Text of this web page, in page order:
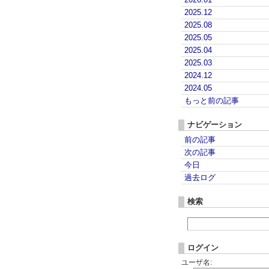
2025.12
2025.08
2025.05
2025.04
2025.03
2024.12
2024.05
もっと前の記事
ナビゲーション
前の記事
次の記事
今日
過去ログ
検索
ログイン
ユーザ名: